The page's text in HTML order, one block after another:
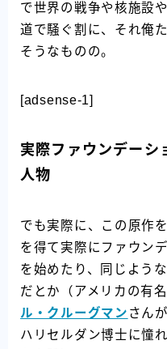
で世界の戦争や核施設
道で騒ぐ割に、それ俺
そうなものの。
[adsense-1]
実際ファウンデーシ
人物
でも実際に、この原作
を得て実際にファウン
を始めたり、同じよう
だとか（アメリカの有
ル・クルーグマン さん
ハリセルダン博士に憧